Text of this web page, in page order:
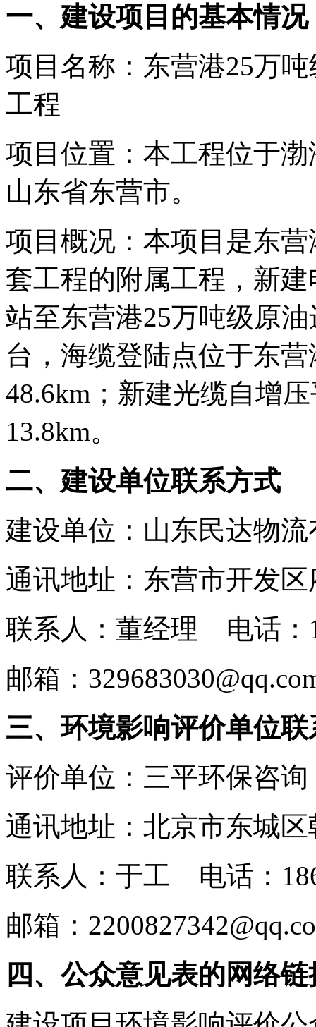
一、建设项目的基本情况
项目名称：东营港25万
工程
项目位置：本工程位于
山东省东营市。
项目概况：本项目是东
套工程的附属工程，新
站至东营港25万吨级原
台，海缆登陆点位于东
48.6km；新建光缆自增
13.8km。
二、建设单位联系方式
建设单位：山东民达物
通讯地址：东营市开发
联系人：董经理 电话：
邮箱：
三、环境影响评价单位联
评价单位：三平环保咨
通讯地址：北京市东城
联系人：于工 电话：
邮箱：
四 、 公众意见表的网络链